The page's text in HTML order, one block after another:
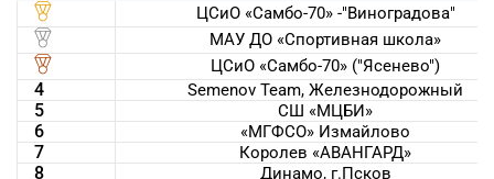
ЦСиО «Самбо-70» -"Виноградова"
МАУ ДО «Спортивная школа»
ЦСиО «Самбо-70» ("Ясенево")
4 Semenov Team, Железнодорожный
5 СШ «МЦБИ»
6 «МГФСО» Измайлово
7 Королев «АВАНГАРД»
8 Динамо, г.Псков